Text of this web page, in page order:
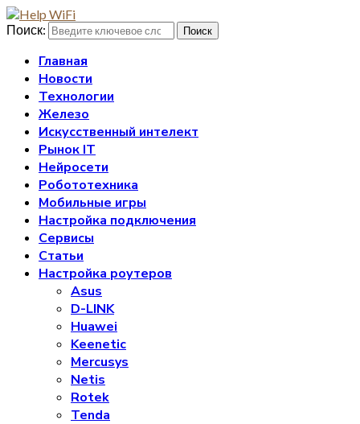
Поиск: Поиск
Главная
Новости
Технологии
Железо
Искусственный интелект
Рынок IT
Нейросети
Робототехника
Мобильные игры
Настройка подключения
Сервисы
Статьи
Настройка роутеров
Asus
D-LINK
Huawei
Keenetic
Mercusys
Netis
Rotek
Tenda